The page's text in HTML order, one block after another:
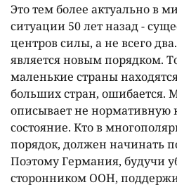
Это тем более актуально в
ситуации 50 лет назад -
центров силы, а не всего
является новым порядком.
маленькие страны
больших стран, ошибается.
описывает не нормативную
состояние. Кто в
порядок, должен начинать
Поэтому Германия, будучи
сторонником ООН,